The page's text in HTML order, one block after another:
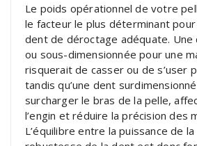
Le poids opérationnel de votre
le facteur le plus déterminant
dent de déroctage adéquate.
ou sous-dimensionnée pour une
risquerait de casser ou de s’user
tandis qu’une dent
surcharger le bras de la pelle,
l’engin et réduire la précision des
L’équilibre entre la puissance de